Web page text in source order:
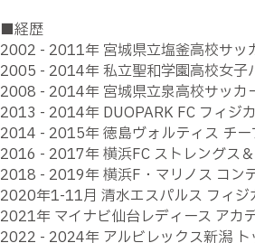
■経歴
2002 - 2011年 宮城県立塩釜高校サッ
2005 - 2014年 私立聖和学園高校女子
2008 - 2014年 宮城県立泉高校サッカ
2013 - 2014年 DUOPARK FC フィジ
2014 - 2015年 徳島ヴォルティス チー
2016 - 2017年 横浜FC ストレングス
2018 - 2019年 横浜F・マリノス コン
2020年1-11月 清水エスパルス フィジ
2021年 マイナビ仙台レディース アカ
2022 - 2024年 アルビレックス新潟